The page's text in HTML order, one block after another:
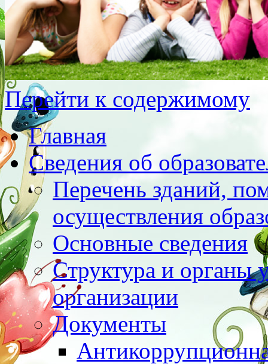
Перейти к содержимому
Главная
Сведения об
Перечень зданий,
осуществления
Основные сведения
Структура и органы
организации
Документы